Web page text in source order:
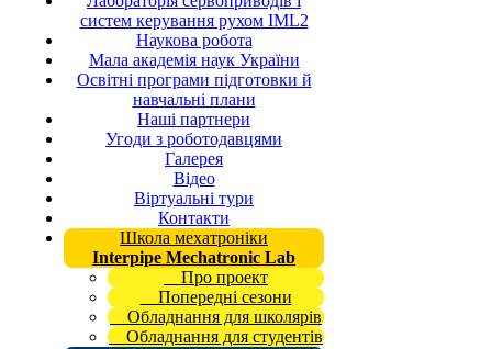
систем керування рухом IML2
Наукова робота
Мала академія наук України
Освітні програми підготовки й
навчальні плани
Наші партнери
Угоди з роботодавцями
Галерея
Відео
Віртуальні тури
Контакти
Школа мехатроніки
Interpipe Mechatronic Lab
Про проект
Попередні сезони
Обладнання для школярів
Обладнання для студентів